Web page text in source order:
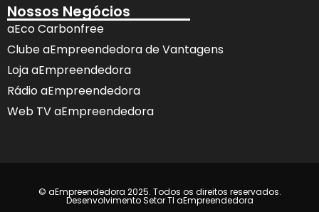
Nossos Negócios
aEco Carbonfree
Clube aEmpreendedora de Vantagens
Loja aEmpreendedora
Rádio aEmpreendedora
Web TV aEmpreendedora
© aEmpreendedora 2025. Todos os direitos reservados.
Desenvolvimento Setor TI aEmpreendedora